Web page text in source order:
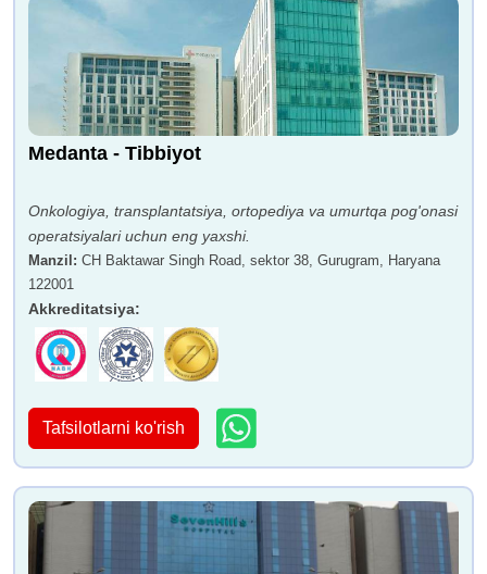
Medanta - Tibbiyot
Onkologiya, transplantatsiya, ortopediya va umurtqa pog'onasi
operatsiyalari uchun eng yaxshi.
Manzil : CH Baktawar Singh Road, sektor 38, Gurugram, Haryana
122001
Akkreditatsiya:
Tafsilotlarni ko'rish